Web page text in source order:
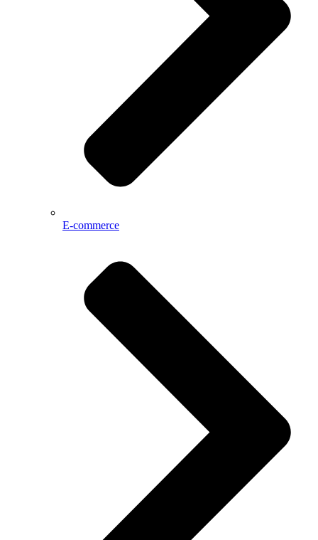
E-commerce